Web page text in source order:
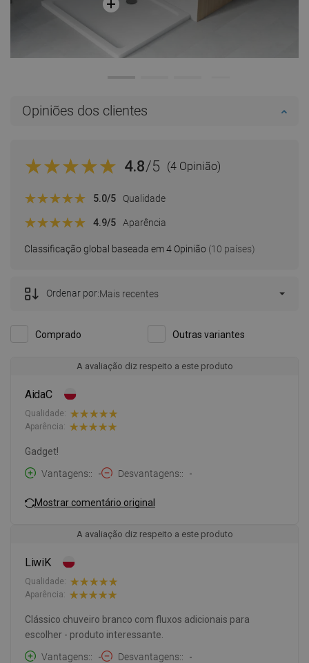
Opiniões dos clientes
4.8/5 (4 Opinião)
Classificação global baseada em 4 Opinião (10 países)
5.0/5 Qualidade
4.9/5 Aparência
Comprado Outras variantes
Ordenar por:Mais recentes
A avaliação diz respeito a este produto
AidaC
Qualidade:
Aparência:
Gadget!
Vantagens:
- Desvantagens: -
Mostrar comentário original
A avaliação diz respeito a este produto
LiwiK
Qualidade:
Aparência:
Clássico chuveiro branco com fluxos adicionais para
escolher - produto interessante.
Vantagens:
- Desvantagens: -